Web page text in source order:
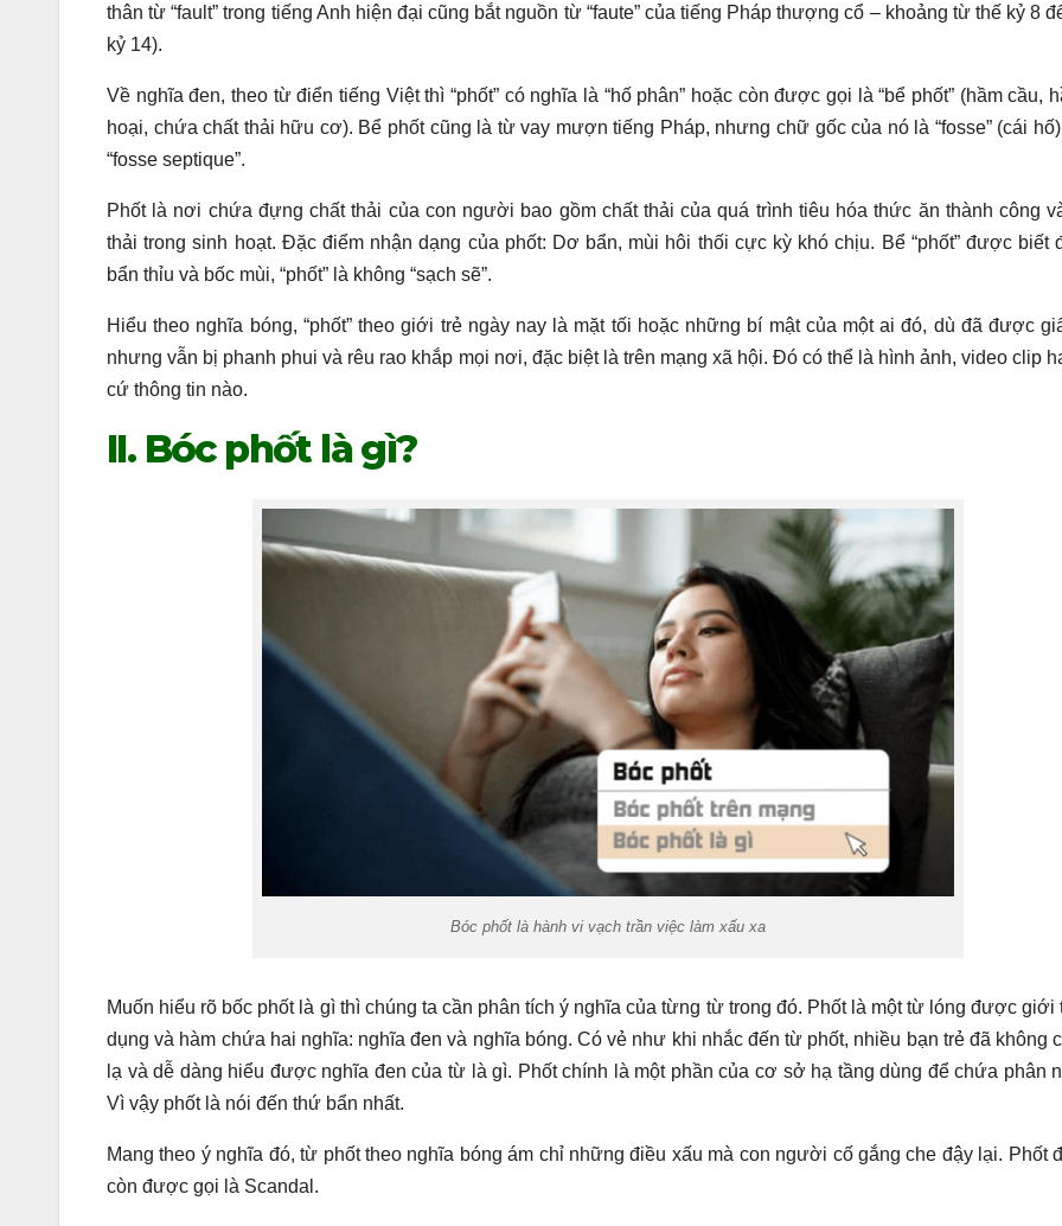
thân từ “fault” trong tiếng Anh hiện đại cũng bắt nguồn từ “faute” của tiếng Pháp thượng cổ – khoảng từ thế kỷ 8
kỷ 14).
Về nghĩa đen, theo từ điển tiếng Việt thì “phốt” có nghĩa là “hố phân” hoặc còn được gọi là “bể phốt” (hầm cầu,
hoại, chứa chất thải hữu cơ). Bể phốt cũng là từ vay mượn tiếng Pháp, nhưng chữ gốc của nó là “fosse” (cái
“fosse septique”.
Phốt là nơi chứa đựng chất thải của con người bao gồm chất thải của quá trình tiêu hóa thức ăn thành công
thải trong sinh hoạt. Đặc điểm nhận dạng của phốt: Dơ bẩn, mùi hôi thối cực kỳ khó chịu. Bể “phốt” được biết
bẩn thỉu và bốc mùi, “phốt” là không “sạch sẽ”.
Hiểu theo nghĩa bóng, “phốt” theo giới trẻ ngày nay là mặt tối hoặc những bí mật của một ai đó, dù đã được
nhưng vẫn bị phanh phui và rêu rao khắp mọi nơi, đặc biệt là trên mạng xã hội. Đó có thể là hình ảnh, video clip
cứ thông tin nào.
II. Bóc phốt là gì?
Bóc phốt là hành vi vạch trần việc làm xấu xa
Muốn hiểu rõ bốc phốt là gì thì chúng ta cần phân tích ý nghĩa của từng từ trong đó. Phốt là một từ lóng được giới
dụng và hàm chứa hai nghĩa: nghĩa đen và nghĩa bóng. Có vẻ như khi nhắc đến từ phốt, nhiều bạn trẻ đã không
lạ và dễ dàng hiểu được nghĩa đen của từ là gì. Phốt chính là một phần của cơ sở hạ tầng dùng để chứa phân
Vì vậy phốt là nói đến thứ bẩn nhất.
Mang theo ý nghĩa đó, từ phốt theo nghĩa bóng ám chỉ những điều xấu mà con người cố gắng che đậy lại. Phốt
còn được gọi là Scandal.